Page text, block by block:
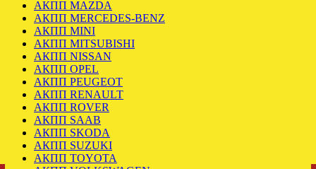
АКПП MAZDA
АКПП MERCEDES-BENZ
АКПП MINI
АКПП MITSUBISHI
АКПП NISSAN
АКПП OPEL
АКПП PEUGEOT
АКПП RENAULT
АКПП ROVER
АКПП SAAB
АКПП SKODA
АКПП SUZUKI
АКПП TOYOTA